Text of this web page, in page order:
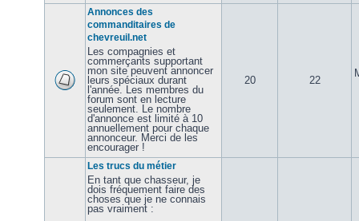
Annonces des
commanditaires de
chevreuil.net
Les compagnies et
commerçants supportant
mon site peuvent annoncer
leurs spéciaux durant
l'année. Les membres du
forum sont en lecture
seulement. Le nombre
d'annonce est limité à 10
annuellement pour chaque
annonceur. Merci de les
encourager !
20 22
Les trucs du métier
En tant que chasseur, je
dois fréquement faire des
choses que je ne connais
pas vraiment :